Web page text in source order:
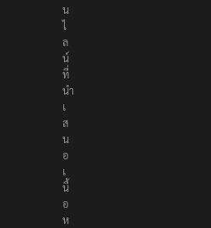
น
ไ
ล
น์
ที่
นำ
เ
ส
น
อ
เ
นื้
อ
ห